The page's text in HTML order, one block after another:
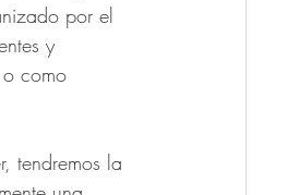
por el
y
o como
tendremos la